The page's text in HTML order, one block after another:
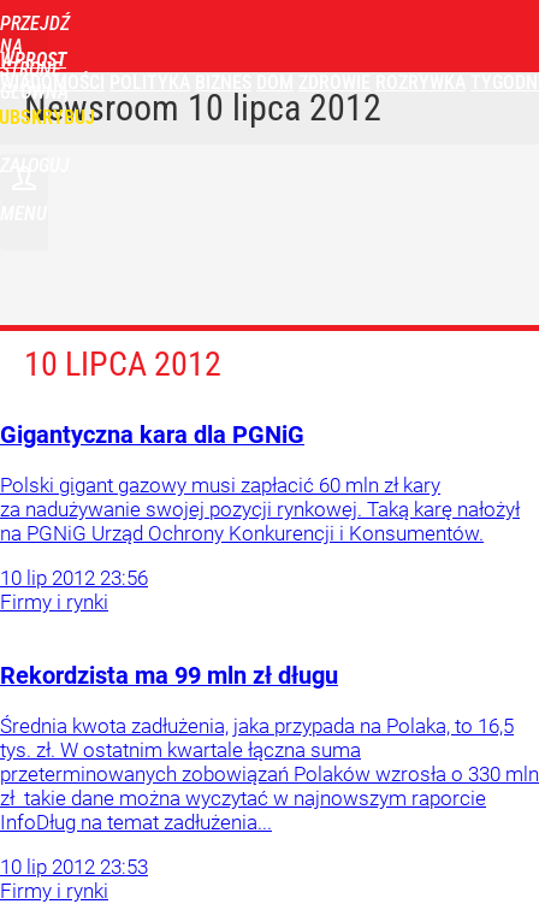
PRZEJDŹ
NA
STRONĘ
GŁÓWNĄ
WPROST
Newsroom 10 lipca 2012
10 LIPCA 2012
Gigantyczna kara dla PGNiG
Polski gigant gazowy musi zapłacić 60 mln zł kary
za nadużywanie swojej pozycji rynkowej. Taką karę nałożył
na PGNiG Urząd Ochrony Konkurencji i Konsumentów.
10 lip 2012 23:56
Firmy i rynki
Rekordzista ma 99 mln zł długu
Średnia kwota zadłużenia, jaka przypada na Polaka, to 16,5
tys. zł. W ostatnim kwartale łączna suma
przeterminowanych zobowiązań Polaków wzrosła o 330 mln
zł takie dane można wyczytać w najnowszym raporcie
InfoDług na temat zadłużenia...
10 lip 2012 23:53
Firmy i rynki